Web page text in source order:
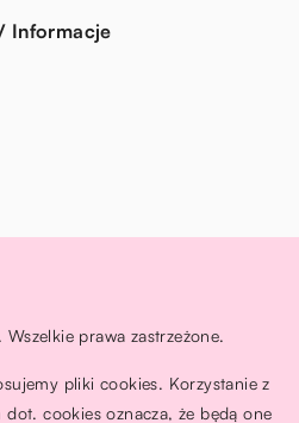
Informacje
prawa zastrzeżone.
pliki cookies. Korzystanie z
cookies oznacza, że będą one